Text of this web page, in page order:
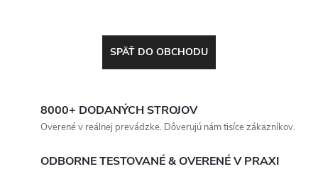
SPÄŤ DO OBCHODU
8000+ DODANÝCH STROJOV
Overené v reálnej prevádzke. Dôverujú nám tisíce zákazníkov.
ODBORNE TESTOVANÉ & OVERENÉ V PRAXI